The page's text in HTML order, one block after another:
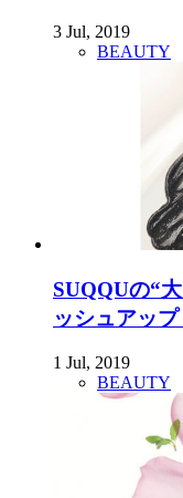
3 Jul, 2019
BEAUTY
SUQQUの“
ッシュアップ
1 Jul, 2019
BEAUTY